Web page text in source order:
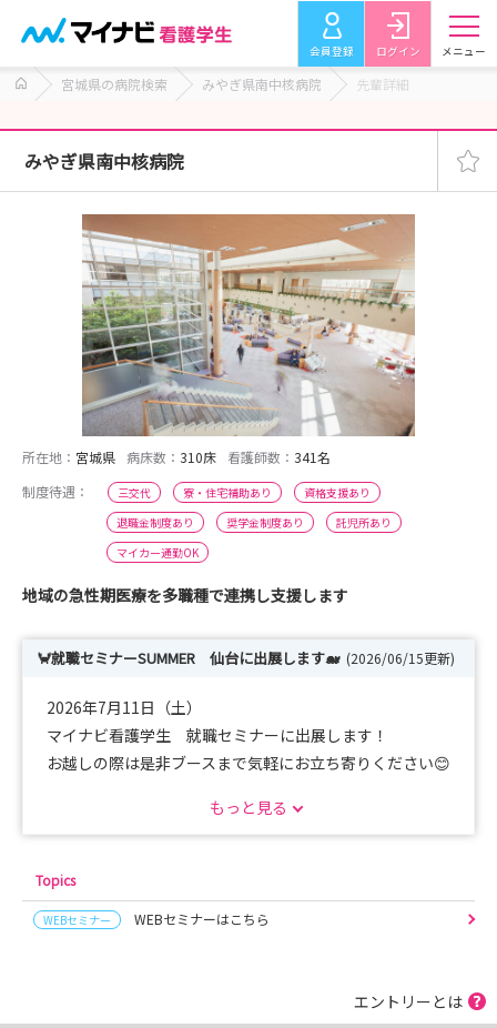
会員登録 ログイン メニュー
宮城県の病院検索 みやぎ県南中核病院 先輩詳細
みやぎ県南中核病院
所在地： 宮城県 病床数： 310床 看護師数： 341名
制度待遇：
三交代 寮・住宅補助あり
資格支援あり
退職金制度あり
奨学金制度あり
託児所あり
マイカー通勤OK
地域の急性期医療を多職種で連携し支援します
🦀就職セミナーSUMMER 仙台に出展します🐋 (2026/06/15更新)
2026年7月11日（土）
マイナビ看護学生 就職セミナーに出展します！
お越しの際は是非ブースまで気軽にお立ち寄りください😊
●一日コース
・2026年7月31日（金）
もっと見る
Topics
WEBセミナー WEBセミナーはこちら
エントリーとは